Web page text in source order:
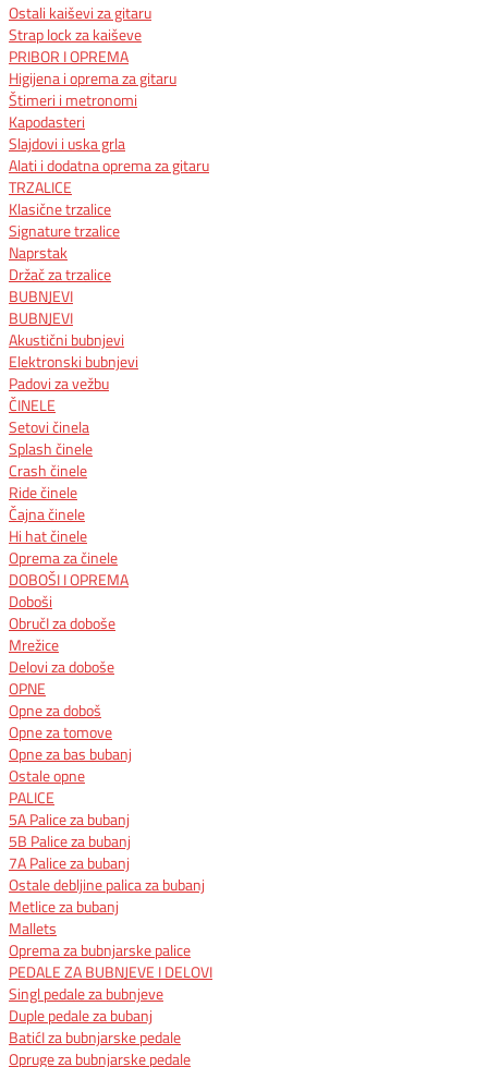
Ostali kaiševi za gitaru
Strap lock za kaiševe
PRIBOR I OPREMA
Higijena i oprema za gitaru
Štimeri i metronomi
Kapodasteri
Slajdovi i uska grla
Alati i dodatna oprema za gitaru
TRZALICE
Klasične trzalice
Signature trzalice
Naprstak
Držač za trzalice
BUBNJEVI
BUBNJEVI
Akustični bubnjevi
Elektronski bubnjevi
Padovi za vežbu
ČINELE
Setovi činela
Splash činele
Crash činele
Ride činele
Čajna činele
Hi hat činele
Oprema za činele
DOBOŠI I OPREMA
Doboši
ObručI za doboše
Mrežice
Delovi za doboše
OPNE
Opne za doboš
Opne za tomove
Opne za bas bubanj
Ostale opne
PALICE
5A Palice za bubanj
5B Palice za bubanj
7A Palice za bubanj
Ostale debljine palica za bubanj
Metlice za bubanj
Mallets
Oprema za bubnjarske palice
PEDALE ZA BUBNJEVE I DELOVI
Singl pedale za bubnjeve
Duple pedale za bubanj
BatićI za bubnjarske pedale
Opruge za bubnjarske pedale